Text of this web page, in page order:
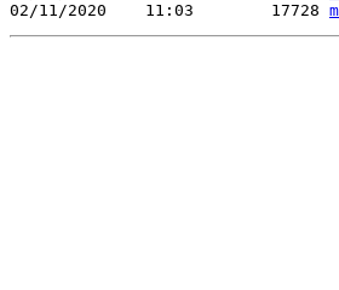
02/11/2020    11:03        17728